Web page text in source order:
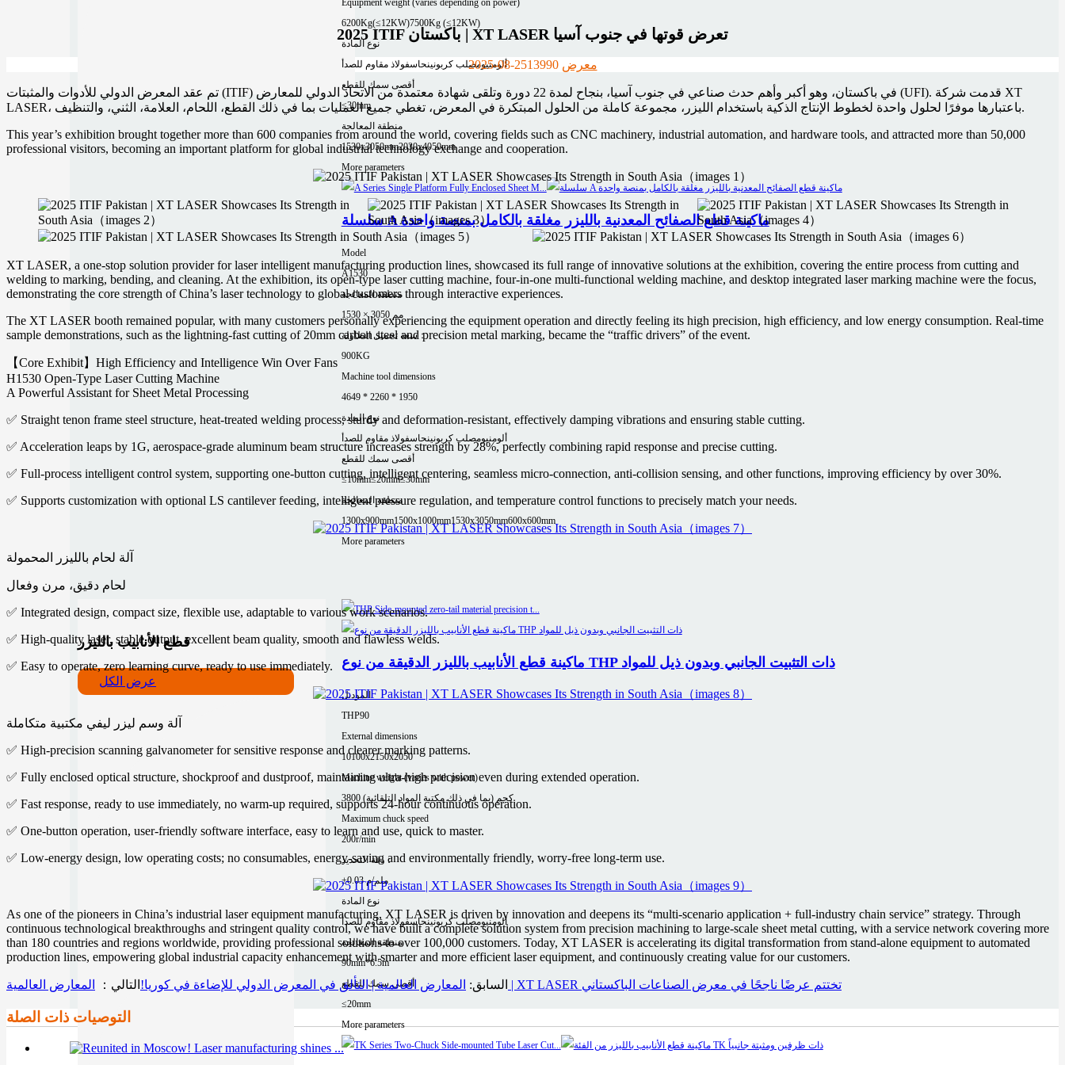
6200Kg(≤12KW)7500Kg (≤12KW)
نوع المادة
ألومنيومصلب كربونينحاسفولاذ مقاوم للصدأ
أقصى سمك للقطع
≤30mm
منطقة المعالجة
1530x3050mm2030x4050mm
More parameters
سلسلة A ماكينة قطع الصفائح المعدنية بالليزر مغلقة بالكامل بمنصة واحدة
Model
A1530
منطقة المعالجة
1530 × 3050 مم
سعة تحميل الطاولة：
900KG
Machine tool dimensions
4649 * 2260 * 1950
نوع المادة
ألومنيومصلب كربونينحاسفولاذ مقاوم للصدأ
أقصى سمك للقطع
≤10mm≤20mm≤30mm
منطقة المعالجة
1300x900mm1500x1000mm1530x3050mm600x600mm
More parameters
قطع الأنابيب بالليزر
عرض الكل
ماكينة قطع الأنابيب بالليزر الدقيقة من نوع THP ذات التثبيت الجانبي وبدون ذيل للمواد
الموديل
THP90
External dimensions
10100x2150x2050
Machine weight (varies with power)
3800 كجم (بما في ذلك مكتبة المواد التلقائية)
Maximum chuck speed
200r/min
دقة التحديد：
±0.03 ملم/م
نوع المادة
ألومنيومصلب كربونينحاسفولاذ مقاوم للصدأ
منطقة المعالجة
90mm*6.5m
أقصى سمك للقطع
≤20mm
More parameters
2025 ITIF باكستان | XT LASER تعرض قوتها في جنوب آسيا
2025-08-25 معرض 13990
تم عقد المعرض الدولي للأدوات والمثبتات (ITIF) في باكستان، وهو أكبر وأهم حدث صناعي في جنوب آسيا، بنجاح لمدة 22 دورة وتلقى شهادة معتمدة من الاتحاد الدولي للمعارض (UFI). قدمت شركة XT
LASER، باعتبارها موفرًا لحلول واحدة لخطوط الإنتاج الذكية باستخدام الليزر، مجموعة كاملة من الحلول المبتكرة في المعرض، تغطي جميع العمليات بما في ذلك القطع، اللحام، العلامة، الثني، والتنظيف.
This year’s exhibition brought together more than 600 companies from around the world, covering fields such as CNC machinery, industrial automation, and hardware tools, and attracted more than 50,000
professional visitors, becoming an important platform for global industrial technology exchange and cooperation.
XT LASER, a one-stop solution provider for laser intelligent manufacturing production lines, showcased its full range of innovative solutions at the exhibition, covering the entire process from cutting and
welding to marking, bending, and cleaning. At the exhibition, its open-type laser cutting machine, four-in-one multi-functional welding machine, and desktop integrated laser marking machine were the focus,
demonstrating the core strength of China’s laser technology to global customers through interactive experiences.
The XT LASER booth remained popular, with many customers personally experiencing the equipment operation and directly feeling its high precision, high efficiency, and low energy consumption. Real-time
sample demonstrations, such as the lightning-fast cutting of 20mm carbon steel and precision metal marking, became the “traffic drivers” of the event.
【Core Exhibit】High Efficiency and Intelligence Win Over Fans
H1530 Open-Type Laser Cutting Machine
A Powerful Assistant for Sheet Metal Processing
✅ Straight tenon frame steel structure, heat-treated welding process, sturdy and deformation-resistant, effectively damping vibrations and ensuring stable cutting.
✅ Acceleration leaps by 1G, aerospace-grade aluminum beam structure increases strength by 28%, perfectly combining rapid response and precise cutting.
✅ Full-process intelligent control system, supporting one-button cutting, intelligent centering, seamless micro-connection, anti-collision sensing, and other functions, improving efficiency by over 30%.
✅ Supports customization with optional LS cantilever feeding, intelligent pressure regulation, and temperature control functions to precisely match your needs.
آلة لحام بالليزر المحمولة
لحام دقيق، مرن وفعال
✅ Integrated design, compact size, flexible use, adaptable to various work scenarios.
✅ High-quality laser, stable output, excellent beam quality, smooth and flawless welds.
✅ Easy to operate, zero learning curve, ready to use immediately.
آلة وسم ليزر ليفي مكتبية متكاملة
✅ High-precision scanning galvanometer for sensitive response and clearer marking patterns.
✅ Fully enclosed optical structure, shockproof and dustproof, maintaining ultra-high precision even during extended operation.
✅ Fast response, ready to use immediately, no warm-up required, supports 24-hour continuous operation.
✅ One-button operation, user-friendly software interface, easy to learn and use, quick to master.
✅ Low-energy design, low operating costs; no consumables, energy-saving and environmentally friendly, worry-free long-term use.
As one of the pioneers in China’s industrial laser equipment manufacturing, XT LASER is driven by innovation and deepens its “multi-scenario application + full-industry chain service” strategy. Through
continuous technological breakthroughs and stringent quality control, we have built a complete solution system from precision machining to large-scale sheet metal cutting, with a service network covering more
than 180 countries and regions worldwide, providing professional solutions to over 100,000 customers. Today, XT LASER is accelerating its digital transformation from stand-alone equipment to automated
production lines, empowering global industrial capacity enhancement with smarter and more efficient laser equipment, and continuously creating value for our customers.
السابق: المعارض العالمية | التألق في المعرض الدولي للإضاءة في كوريا! التالي： المعارض العالمية | XT LASER تختتم عرضًا ناجحًا في معرض الصناعات الباكستاني
التوصيات ذات الصلة